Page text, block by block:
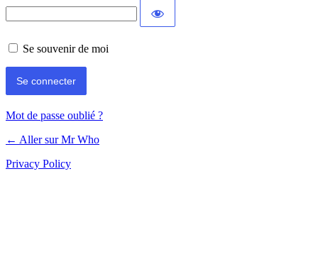
Se souvenir de moi
Mot de passe oublié ?
← Aller sur Mr Who
Privacy Policy